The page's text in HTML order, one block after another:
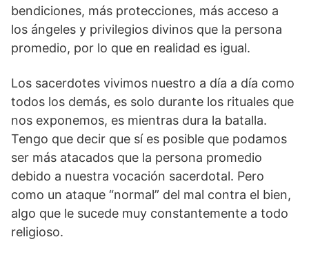
bendiciones, más protecciones, más acceso a
los ángeles y privilegios divinos que la persona
promedio, por lo que en realidad es igual.
Los sacerdotes vivimos nuestro a día a día como
todos los demás, es solo durante los rituales que
nos exponemos, es mientras dura la batalla.
Tengo que decir que sí es posible que podamos
ser más atacados que la persona promedio
debido a nuestra vocación sacerdotal. Pero
como un ataque “normal” del mal contra el bien,
algo que le sucede muy constantemente a todo
religioso.